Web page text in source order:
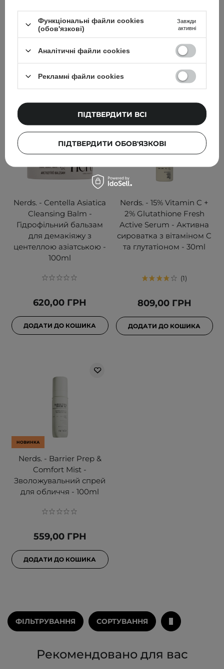
550,00 ГРН 580,00 ГРН
ДОДАТИ ДО КОШИКА
Nerds. - Centella Asiatica
Cleansing Balm -
Гідрофільний бальзам
для демакіяжу з
центеллою азіатською -
100ml
620,00 ГРН
ДОДАТИ ДО КОШИКА
Nerds. - 15% Vitamin C +
2% Glutathione Fresh
Active Serum - Активна
сироватка з вітаміном C
та глутатіоном - 30ml
1
809,00 ГРН
ДОДАТИ ДО КОШИКА
НОВИНКА
Nerds. - Barrier Prep &
Comfort Mist -
Зволожувальний спрей
для обличчя - 100ml
559,00 ГРН
ДОДАТИ ДО КОШИКА
ФІЛЬТРУВАННЯ СОРТУВАННЯ
Рекомендовано для вас
Функціональні файли cookies
(обов'язкові)
Завжди
активні
Аналітичні файли cookies
Рекламні файли cookies
ПІДТВЕРДИТИ ОБОВ'ЯЗКОВІ
ПІДТВЕРДИТИ ВСІ